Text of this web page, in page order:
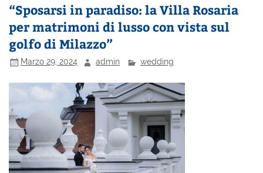
“Sposarsi in paradiso: la Villa Rosaria
per matrimoni di lusso con vista sul
golfo di Milazzo”
Marzo 29, 2024 admin wedding